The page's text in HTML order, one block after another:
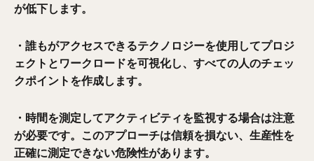
が低下します。
・誰もがアクセスできるテクノロジーを使用してプロジ
ェクトとワークロードを可視化し、すべての人のチェッ
クポイントを作成します。
・時間を測定してアクティビティを監視する場合は注意
が必要です。このアプローチは信頼を損ない、生産性を
正確に測定できない危険性があります。